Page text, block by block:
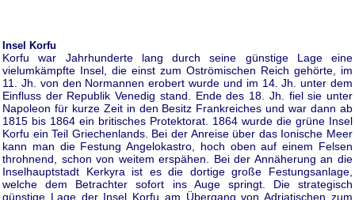
Insel Korfu
Korfu war Jahrhunderte lang durch seine günstige Lage eine
vielumkämpfte Insel, die einst zum Oströmischen Reich gehörte, im
11. Jh. von den Normannen erobert wurde und im 14. Jh. unter dem
Einfluss der Republik Venedig stand. Ende des 18. Jh. fiel sie unter
Napoleon für kurze Zeit in den Besitz Frankreiches und war dann ab
1815 bis 1864 ein britisches Protektorat. 1864 wurde die grüne Insel
Korfu ein Teil Griechenlands. Bei der Anreise über das Ionische Meer
kann man die Festung Angelokastro, hoch oben auf einem Felsen
throhnend, schon von weitem erspähen. Bei der Annäherung an die
Inselhauptstadt Kerkyra ist es die dortige große Festungsanlage,
welche dem Betrachter sofort ins Auge springt. Die strategisch
günstige Lage der Insel Korfu am Übergang von Adriatischen zum